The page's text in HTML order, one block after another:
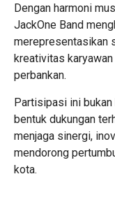
Dengan harmoni
JackOne Band
merepresentasikan
kreativitas
perbankan.
Partisipasi ini bukan
bentuk dukungan
menjaga sinergi,
mendorong
kota.